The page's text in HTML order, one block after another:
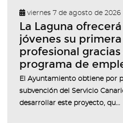
viernes 7 de agosto de 2026
La Laguna
jóvenes su
profesional
programa de
El Ayuntamiento obtiene por
subvención del Servicio
desarrollar este proyecto, qu...